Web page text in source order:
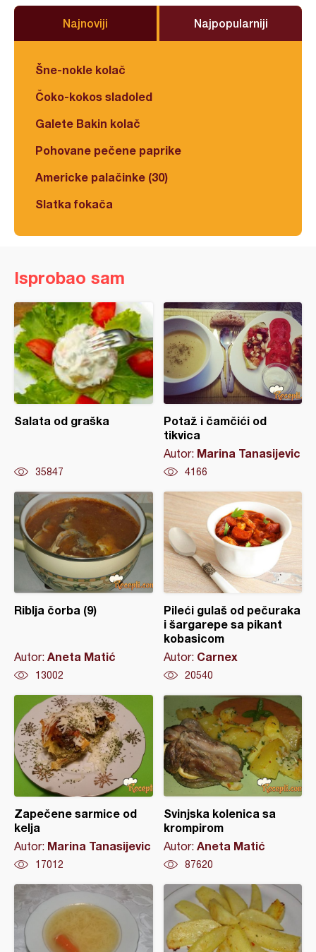
Najnoviji Najpopularniji
Šne-nokle kolač
Čoko-kokos sladoled
Galete Bakin kolač
Pohovane pečene paprike
Americke palačinke (30)
Slatka fokača
Isprobao sam
Salata od graška
35847
Potaž i čamčići od
tikvica
Autor: Marina Tanasijevic
4166
Riblja čorba (9)
Autor: Aneta Matić
13002
Pileći gulaš od pečuraka
i šargarepe sa pikant
kobasicom
Autor: Carnex
20540
Zapečene sarmice od
kelja
Autor: Marina Tanasijevic
17012
Svinjska kolenica sa
krompirom
Autor: Aneta Matić
87620